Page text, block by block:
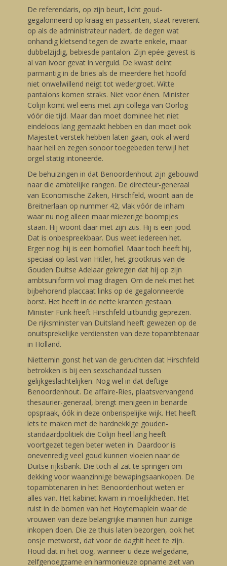
De referendaris, op zijn beurt, licht goud-
gegalonneerd op kraag en passanten, staat reverent
op als de administrateur nadert, de degen wat
onhandig kletsend tegen de zwarte enkele, maar
dubbelzijdig, bebiesde pantalon. Zijn epée-gevest is
al van ivoor gevat in verguld. De kwast deint
parmantig in de bries als de meerdere het hoofd
niet onwelwillend neigt tot wedergroet. Witte
pantalons komen straks. Niet voor énen. Minister
Colijn komt wel eens met zijn collega van Oorlog
vóór die tijd. Maar dan moet dominee het niet
eindeloos lang gemaakt hebben en dan moet ook
Majesteit verstek hebben laten gaan, ook al werd
haar heil en zegen sonoor toegebeden terwijl het
orgel statig intoneerde.
De behuizingen in dat Benoordenhout zijn gebouwd
naar die ambtelijke rangen. De directeur-generaal
van Economische Zaken, Hirschfeld, woont aan de
Breitnerlaan op nummer 42, vlak vóór de inham
waar nu nog alleen maar miezerige boompjes
staan. Hij woont daar met zijn zus. Hij is een jood.
Dat is onbespreekbaar. Dus weet iedereen het.
Erger nog: hij is een homofiel. Maar toch heeft hij,
speciaal op last van Hitler, het grootkruis van de
Gouden Duitse Adelaar gekregen dat hij op zijn
ambtsuniform vol mag dragen. Om de nek met het
bijbehorend placcaat links op de gegalonneerde
borst. Het heeft in de nette kranten gestaan.
Minister Funk heeft Hirschfeld uitbundig geprezen.
De rijksminister van Duitsland heeft gewezen op de
onuitsprekelijke verdiensten van deze topambtenaar
in Holland.
Niettemin gonst het van de geruchten dat Hirschfeld
betrokken is bij een sexschandaal tussen
gelijkgeslachtelijken. Nog wel in dat deftige
Benoordenhout. De affaire-Ries, plaatsvervangend
thesaurier-generaal, brengt menigeen in benarde
opspraak, óók in deze onberispelijke wijk. Het heeft
iets te maken met de hardnekkige gouden-
standaardpolitiek die Colijn heel lang heeft
voortgezet tegen beter weten in. Daardoor is
onevenredig veel goud kunnen vloeien naar de
Duitse rijksbank. Die toch al zat te springen om
dekking voor waanzinnige bewapingsaankopen. De
topambtenaren in het Benoordenhout weten er
alles van. Het kabinet kwam in moeilijkheden. Het
ruist in de bomen van het Hoytemaplein waar de
vrouwen van deze belangrijke mannen hun zuinige
inkopen doen. Die ze thuis laten bezorgen, ook het
onsje metworst, dat voor de daghit heet te zijn.
Houd dat in het oog, wanneer u deze welgedane,
zelfgenoegzame en harmonieuze opname ziet van